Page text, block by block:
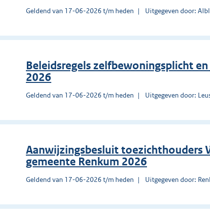
Geldend van 17-06-2026 t/m heden Uitgegeven door:
Beleidsregels zelfbewoningsplicht
2026
Geldend van 17-06-2026 t/m heden Uitgegeven door:
Aanwijzingsbesluit toezichthouders
gemeente Renkum 2026
Geldend van 17-06-2026 t/m heden Uitgegeven door: